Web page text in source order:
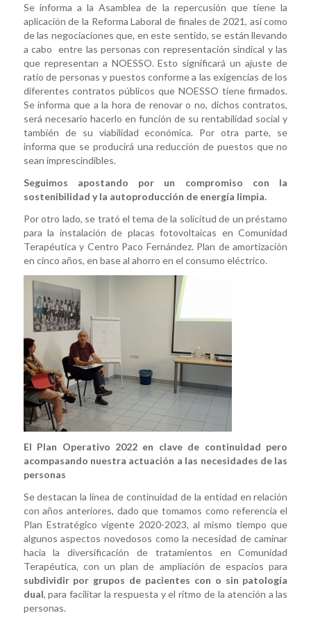
Se informa a la Asamblea de la repercusión que tiene la
aplicación de la Reforma Laboral de finales de 2021, así como
de las negociaciones que, en este sentido, se están llevando
a cabo entre las personas con representación sindical y las
que representan a NOESSO. Esto significará un ajuste de
ratio de personas y puestos conforme a las exigencias de los
diferentes contratos públicos que NOESSO tiene firmados.
Se informa que a la hora de renovar o no, dichos contratos,
será necesario hacerlo en función de su rentabilidad social y
también de su viabilidad económica. Por otra parte, se
informa que se producirá una reducción de puestos que no
sean imprescindibles.
Seguimos apostando por un compromiso con la
sostenibilidad y la autoproducción de energía limpia.
Por otro lado, se trató el tema de la solicitud de un préstamo
para la instalación de placas fotovoltaicas en Comunidad
Terapéutica y Centro Paco Fernández. Plan de amortización
en cinco años, en base al ahorro en el consumo eléctrico.
El Plan Operativo 2022 en clave de continuidad pero
acompasando nuestra actuación a las necesidades de las
personas
Se destacan la línea de continuidad de la entidad en relación
con años anteriores, dado que tomamos como referencia el
Plan Estratégico vigente 2020-2023, al mismo tiempo que
algunos aspectos novedosos como la necesidad de caminar
hacia la diversificación de tratamientos en Comunidad
Terapéutica, con un plan de ampliación de espacios para
subdividir por grupos de pacientes con o sin patología
dual, para facilitar la respuesta y el ritmo de la atención a las
personas.